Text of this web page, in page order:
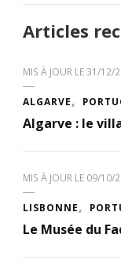
Articles
MIS À JOUR LE31/12/
ALGARVE
Algarve : le
MIS À JOUR LE 09/10/
LISBONNE
Le Musée du